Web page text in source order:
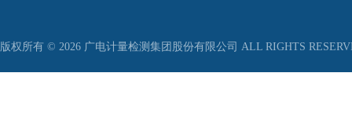
版权所有 © 2026 广电计量检测集团股份有限公司 ALL RIGHTS